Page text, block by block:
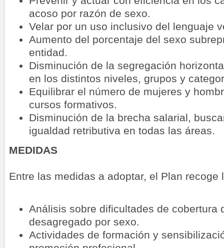
acoso por razón de sexo.
Velar por un uso inclusivo del lenguaje
Aumento del porcentaje del sexo
entidad.
Disminución de la segregación
en los distintos niveles, grupos y
Equilibrar el número de mujeres y
cursos formativos.
Disminución de la brecha salarial,
igualdad retributiva en todas las áreas.
MEDIDAS
Entre las medidas a adoptar, el Plan recoge
Análisis sobre dificultades de cobertura
desagregado por sexo.
Actividades de formación y